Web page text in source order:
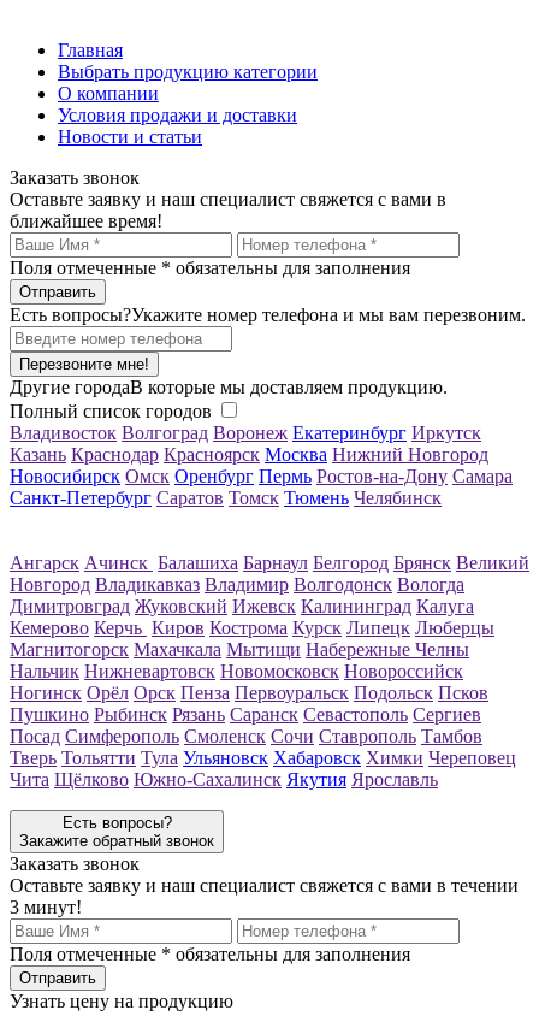
Главная
Выбрать продукцию категории
О компании
Условия продажи и доставки
Новости и статьи
Заказать звонок
Оставьте заявку и наш специалист свяжется с вами в
ближайшее время!
Поля отмеченные * обязательны для заполнения
Есть вопросы?Укажите номер телефона и мы вам перезвоним.
Перезвоните мне!
Другие городаВ которые мы доставляем продукцию.
Полный список городов
Владивосток Волгоград Воронеж Екатеринбург Иркутск
Казань Краснодар Красноярск Москва Нижний Новгород
Новосибирск Омск Оренбург Пермь Ростов-на-Дону Самара
Санкт-Петербург Саратов Томск Тюмень Челябинск
Ангарск Ачинск Балашиха Барнаул Белгород Брянск Великий
Новгород Владикавказ Владимир Волгодонск Вологда
Димитровград Жуковский Ижевск Калининград Калуга
Кемерово Керчь Киров Кострома Курск Липецк Люберцы
Магнитогорск Махачкала Мытищи Набережные Челны
Нальчик Нижневартовск Новомосковск Новороссийск
Ногинск Орёл Орск Пенза Первоуральск Подольск Псков
Пушкино Рыбинск Рязань Саранск Севастополь Сергиев
Посад Симферополь Смоленск Сочи Ставрополь Тамбов
Тверь Тольятти Тула Ульяновск Хабаровск Химки Череповец
Чита Щёлково Южно-Сахалинск Якутия Ярославль
Есть вопросы?
Закажите обратный звонок
Заказать звонок
Оставьте заявку и наш специалист свяжется с вами в течении
3 минут!
Поля отмеченные * обязательны для заполнения
Узнать цену на продукцию